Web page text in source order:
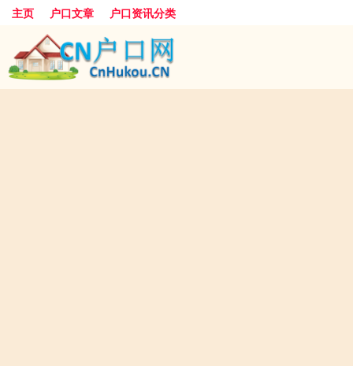
主页 户口文章 户口资讯分类